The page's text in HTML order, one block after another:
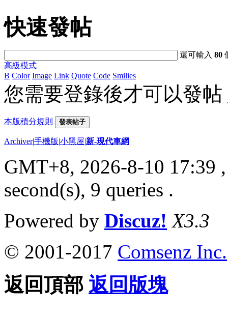
快速發帖
還可輸入80
高級模式
B Color Image Link Quote Code Smilies
您需要登錄後才可以發帖
本版積分規則 發表帖子
Archiver|手機版|小黑屋|新-現代車網
GMT+8, 2026-8-10 17:39
second(s), 9 queries .
Powered by Discuz! X3.3
© 2001-2017 Comsenz Inc.
返回頂部 返回版塊